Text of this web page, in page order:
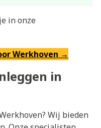
in onze
Werkhoven →
in
Wij bieden